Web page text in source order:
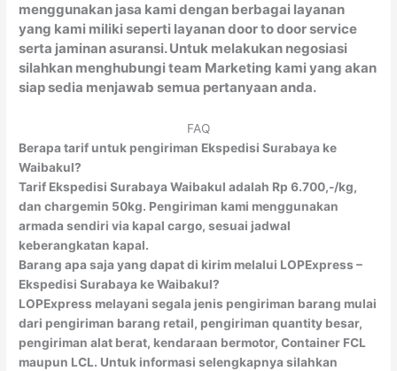
menggunakan jasa kami dengan berbagai layanan
yang kami miliki seperti layanan door to door service
serta jaminan asuransi. Untuk melakukan negosiasi
silahkan menghubungi team Marketing kami yang akan
siap sedia menjawab semua pertanyaan anda.
FAQ
Berapa tarif untuk pengiriman Ekspedisi Surabaya ke
Waibakul?
Tarif Ekspedisi Surabaya Waibakul adalah Rp 6.700,-/kg,
dan chargemin 50kg. Pengiriman kami menggunakan
armada sendiri via kapal cargo, sesuai jadwal
keberangkatan kapal.
Barang apa saja yang dapat di kirim melalui LOPExpress –
Ekspedisi Surabaya ke Waibakul?
LOPExpress melayani segala jenis pengiriman barang mulai
dari pengiriman barang retail, pengiriman quantity besar,
pengiriman alat berat, kendaraan bermotor, Container FCL
maupun LCL. Untuk informasi selengkapnya silahkan